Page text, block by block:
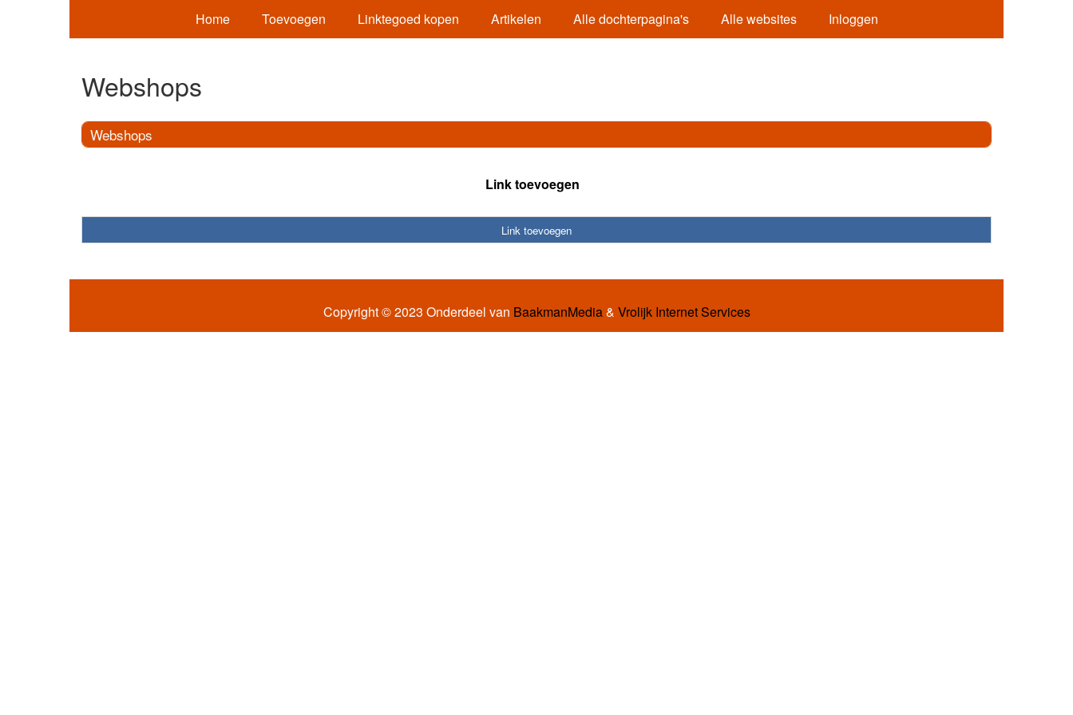
Home Toevoegen Linktegoed kopen Artikelen Alle dochterpagina's Alle websites Inloggen
Webshops
Webshops
Link toevoegen
Link toevoegen
Copyright © 2023 Onderdeel van BaakmanMedia& Vrolijk Internet Services